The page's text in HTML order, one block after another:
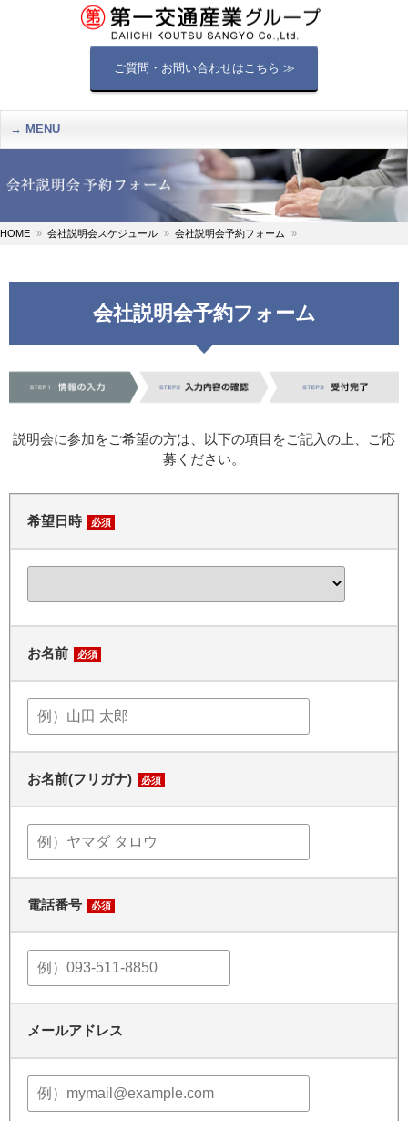
ご質問・お問い合わせはこちら ≫
MENU
HOME 会社説明会スケジュール 会社説明会予約フォーム
会社説明会予約フォーム
説明会に参加をご希望の方は、以下の項目をご記入の上、ご応
募ください。
希望日時 必須
お名前 必須
お名前(フリガナ) 必須
電話番号 必須
メールアドレス